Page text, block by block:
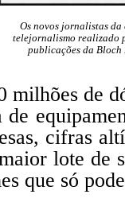
Os novos jornalistas da
telejornalismo realizado
publicações da Bloch
milhões de
cifras
lote de
que só